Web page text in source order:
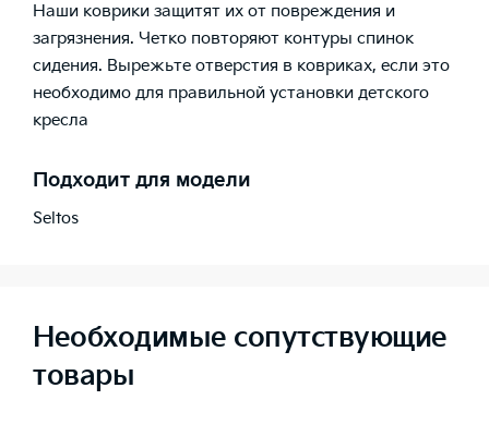
Наши коврики защитят их от повреждения и
загрязнения. Четко повторяют контуры спинок
сидения. Вырежьте отверстия в ковриках, если это
необходимо для правильной установки детского
кресла
Подходит для модели
Seltos
Необходимые сопутствующие
товары